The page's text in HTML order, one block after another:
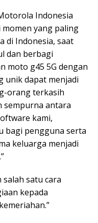
Indonesia
momen yang paling
di Indonesia, saat
dan berbagi
moto g45 5G dengan
unik dapat menjadi
orang terkasih
sempurna antara
kami,
bagi pengguna serta
keluarga menjadi
salah satu cara
kepada